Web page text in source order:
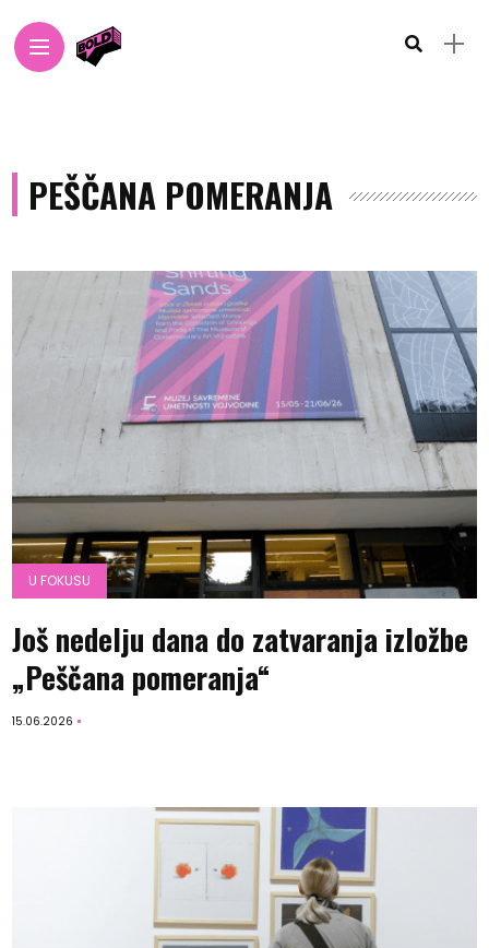
PEŠČANA POMERANJA
U FOKUSU
Još nedelju dana do zatvaranja izložbe
„Peščana pomeranja“
15.06.2026